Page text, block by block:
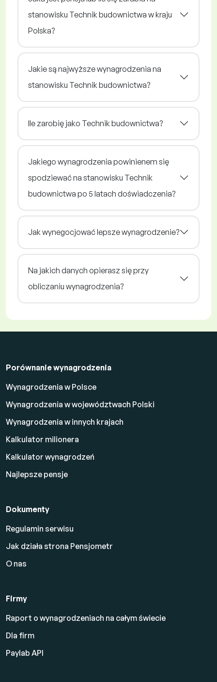
stanowisku Technik budownictwa w kraju
Polska?
Jakie są najwyższe wynagrodzenia na
stanowisku Technik budownictwa?
Ile zarobię jako Technik budownictwa?
Jakiego wynagrodzenia powinienem się
spodziewać na stanowisku Technik
budownictwa po 5 latach doświadczenia?
Jak wynegocjować lepsze wynagrodzenie?
Na jakich danych opierasz się przy
obliczaniu wynagrodzenia?
Porównanie wynagrodzenia
Wynagrodzenia w Polsce
Wynagrodzenia w województwach Polski
Wynagrodzenia w innych krajach
Kalkulator milionera
Kalkulator wynagrodzeń
Najlepsze pensje
Dokumenty
Regulamin serwisu
Jak działa strona Pensjometr
O nas
Firmy
Raport o wynagrodzeniach na całym świecie
Dla firm
Paylab API